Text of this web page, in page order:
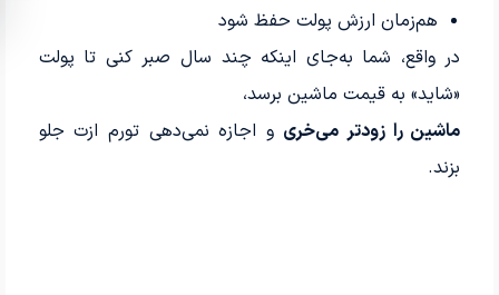
هم‌زمان ارزش پولت حفظ شود
در واقع، شما به‌جای اینکه چند سال صبر کنی تا پولت
«شاید» به قیمت ماشین برسد،
ماشین را زودتر می‌خری و اجازه نمی‌دهی تورم ازت جلو
بزند.